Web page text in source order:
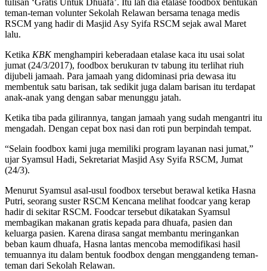
teman-teman volunter Sekolah Relawan bersama tenaga medis
RSCM yang hadir di Masjid Asy Syifa RSCM sejak awal Maret
lalu.
Ketika KBKmenghampiri keberadaan etalase kaca itu usai solat
jumat (24/3/2017), foodbox berukuran tv tabung itu terlihat riuh
dijubeli jamaah. Para jamaah yang didominasi pria dewasa itu
membentuk satu barisan, tak sedikit juga dalam barisan itu terdapat
anak-anak yang dengan sabar menunggu jatah.
Ketika tiba pada gilirannya, tangan jamaah yang sudah mengantri itu
mengadah. Dengan cepat box nasi dan roti pun berpindah tempat.
“Selain foodbox kami juga memiliki program layanan nasi jumat,”
ujar Syamsul Hadi, Sekretariat Masjid Asy Syifa RSCM, Jumat
(24/3).
Menurut Syamsul asal-usul foodbox tersebut berawal ketika Hasna
Putri, seorang suster RSCM Kencana melihat foodcar yang kerap
hadir di sekitar RSCM. Foodcar tersebut dikatakan Syamsul
membagikan makanan gratis kepada para dhuafa, pasien dan
keluarga pasien. Karena dirasa sangat membantu meringankan
beban kaum dhuafa, Hasna lantas mencoba memodifikasi hasil
temuannya itu dalam bentuk foodbox dengan menggandeng teman-
teman dari Sekolah Relawan.